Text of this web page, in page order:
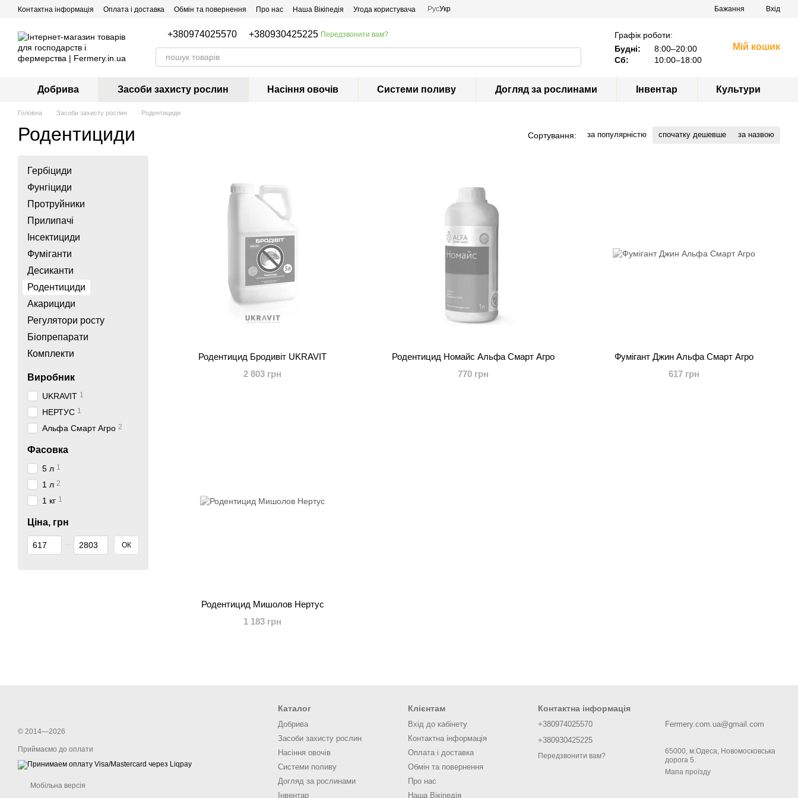
Перейти до основного контенту
Контактна інформація Оплата і доставка Обмін та повернення Про нас Наша Вікіпедія Угода користувача РусУкр Бажання Вхід
+380974025570 +380930425225 Передзвонити вам?
Графік роботи:
Будні:
8:00–20:00
Сб:
10:00–18:00
Мій кошик
Добрива Засоби захисту рослин Насіння овочів Системи поливу Догляд за рослинами Інвентар Культури
Головна Засоби захисту рослин Родентициди
Родентициди Сортування: за популярністю спочатку дешевше за назвою
Родентицид Бродивіт UKRAVIT
2 803 грн
Родентицид Номайс Альфа Смарт Агро
770 грн
Фумігант Джин Альфа Смарт Агро
617 грн
Родентицид Мишолов Нертус
1 183 грн
Гербіциди
Фунгіциди
Протруйники
Прилипачі
Інсектициди
Фуміганти
Десиканти
Родентициди
Акарициди
Регулятори росту
Біопрепарати
Комплекти
Виробник
UKRAVIT 1
НЕРТУС 1
Альфа Смарт Агро 2
Фасовка
5 л 1
1 л 2
1 кг 1
Ціна, грн
Від Ціна, грн
До Ціна, грн ОК
© 2014—2026
Приймаємо до оплати
Мобільна версія
Каталог
Добрива
Засоби захисту рослин
Насіння овочів
Системи поливу
Догляд за рослинами
Інвентар
Клієнтам
Вхід до кабінету
Контактна інформація
Оплата і доставка
Обмін та повернення
Про нас
Наша Вікіпедія
Контактна інформація
+380974025570
+380930425225
Передзвонити вам?
Fermery.com.ua@gmail.com
65000, м.Одеса, Новомосковська
дорога 5.
Мапа проїзду